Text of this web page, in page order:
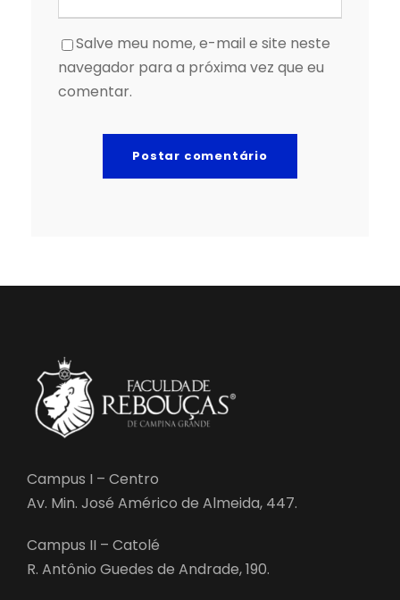
Salve meu nome, e-mail e site neste
navegador para a próxima vez que eu
comentar.
Campus I – Centro
Av. Min. José Américo de Almeida, 447.
Campus II – Catolé
R. Antônio Guedes de Andrade, 190.